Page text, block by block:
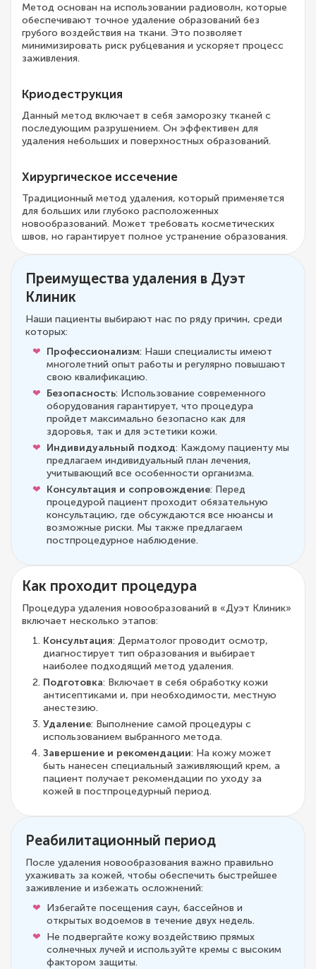
Метод основан на использовании радиоволн, которые
обеспечивают точное удаление образований без
грубого воздействия на ткани. Это позволяет
минимизировать риск рубцевания и ускоряет процесс
заживления.
Криодеструкция
Данный метод включает в себя заморозку тканей с
последующим разрушением. Он эффективен для
удаления небольших и поверхностных образований.
Хирургическое иссечение
Традиционный метод удаления, который применяется
для больших или глубоко расположенных
новообразований. Может требовать косметических
швов, но гарантирует полное устранение образования.
Преимущества удаления в Дуэт
Клиник
Наши пациенты выбирают нас по ряду причин, среди
которых:
Профессионализм: Наши специалисты имеют
многолетний опыт работы и регулярно повышают
свою квалификацию.
Безопасность: Использование современного
оборудования гарантирует, что процедура
пройдет максимально безопасно как для
здоровья, так и для эстетики кожи.
Индивидуальный подход: Каждому пациенту мы
предлагаем индивидуальный план лечения,
учитывающий все особенности организма.
Консультация и сопровождение: Перед
процедурой пациент проходит обязательную
консультацию, где обсуждаются все нюансы и
возможные риски. Мы также предлагаем
постпроцедурное наблюдение.
Как проходит процедура
Процедура удаления новообразований в «Дуэт Клиник»
включает несколько этапов:
Консультация: Дерматолог проводит осмотр,
диагностирует тип образования и выбирает
наиболее подходящий метод удаления.
Подготовка: Включает в себя обработку кожи
антисептиками и, при необходимости, местную
анестезию.
Удаление: Выполнение самой процедуры с
использованием выбранного метода.
Завершение и рекомендации: На кожу может
быть нанесен специальный заживляющий крем, а
пациент получает рекомендации по уходу за
кожей в постпроцедурный период.
Реабилитационный период
После удаления новообразования важно правильно
ухаживать за кожей, чтобы обеспечить быстрейшее
заживление и избежать осложнений:
Избегайте посещения саун, бассейнов и
открытых водоемов в течение двух недель.
Не подвергайте кожу воздействию прямых
солнечных лучей и используйте кремы с высоким
фактором защиты.